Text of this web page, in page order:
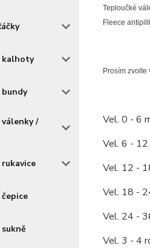
kalhoty
/
Teploučké
Fleece
Prosím zvolte
Vel. 0 - 6
Vel. 6 - 12
Vel. 12 -
Vel. 18 -
Vel. 24 -
Vel. 3 - 4